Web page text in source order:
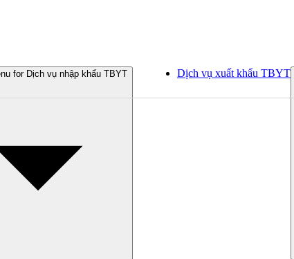
for Dịch vụ nhập khẩu TBYT Dịch vụ xuất khẩu TBYT